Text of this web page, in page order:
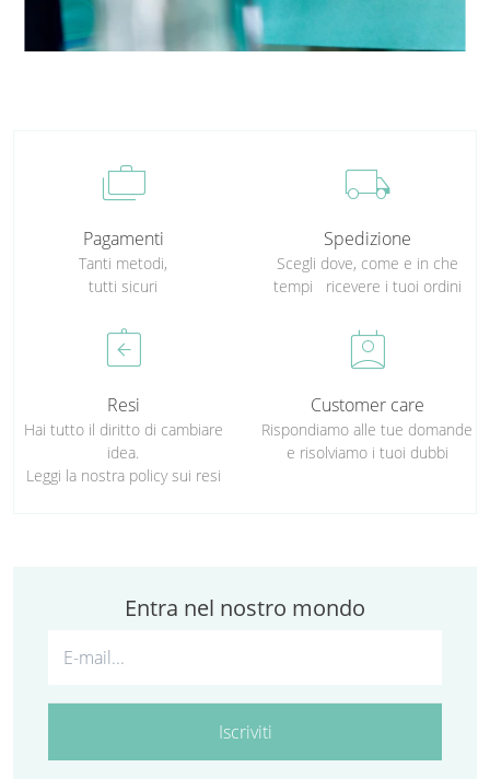
cases
Pagamenti
Tanti metodi,
tutti sicuri
local_shipping
Spedizione
Scegli dove, come e in che
tempi ricevere i tuoi ordini
assignment_return
Resi
Hai tutto il diritto di cambiare
idea.
Leggi la nostra policy sui resi
perm_contact_calendar
Customer care
Rispondiamo alle tue domande
e risolviamo i tuoi dubbi
Entra nel nostro mondo
Iscriviti